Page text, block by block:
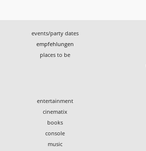
events/party dates
empfehlungen
places to be
entertainment
cinematix
books
console
music